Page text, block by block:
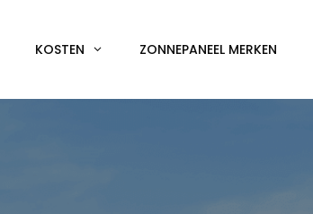
KOSTEN ZONNEPANEEL MERKEN